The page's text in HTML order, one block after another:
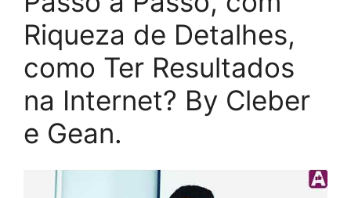
Riqueza de Detalhes,
como Ter Resultados
na Internet? By Cleber
e Gean.